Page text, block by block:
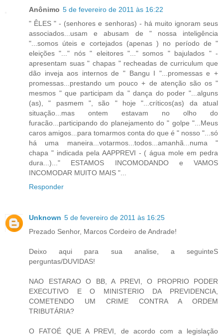
Anônimo 5 de fevereiro de 2011 às 16:22
" ÊLES " - (senhores e senhoras) - há muito ignoram seus
associados...usam e abusam de " nossa inteligência
"...somos úteis e cortejados (apenas ) no período de "
eleições "..." nós " eleitores "..." somos " bajulados " -
apresentam suas " chapas " recheadas de curriculum que
dão inveja aos internos de " Bangu I "...promessas e +
promessas...prestando um pouco + de atenção são os "
mesmos " que participam da " dança do poder "...alguns
(as), " pasmem ", são " hoje "...críticos(as) da atual
situação...mas ontem estavam no olho do
furacão...participando do planejamento do " golpe "...Meus
caros amigos...para tomarmos conta do que é " nosso "...só
há uma maneira...votarmos...todos...amanhã...numa "
chapa " indicada pela AAPPREVI - ( água mole em pedra
dura...)..." ESTAMOS INCOMODANDO e VAMOS
INCOMODAR MUITO MAIS "...
Responder
Unknown 5 de fevereiro de 2011 às 16:25
Prezado Senhor, Marcos Cordeiro de Andrade!
Deixo aqui para sua analise, a seguinteS
perguntas/DUVIDAS!
NAO ESTARAO O BB, A PREVI, O PROPRIO PODER
EXECUTIVO E O MINISTERIO DA PREVIDENCIA,
COMETENDO UM CRIME CONTRA A ORDEM
TRIBUTÁRIA?
O FATOÉ QUE A PREVI, de acordo com a legislação